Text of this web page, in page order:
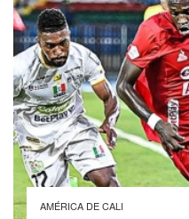
AMÉRICA DE CALI